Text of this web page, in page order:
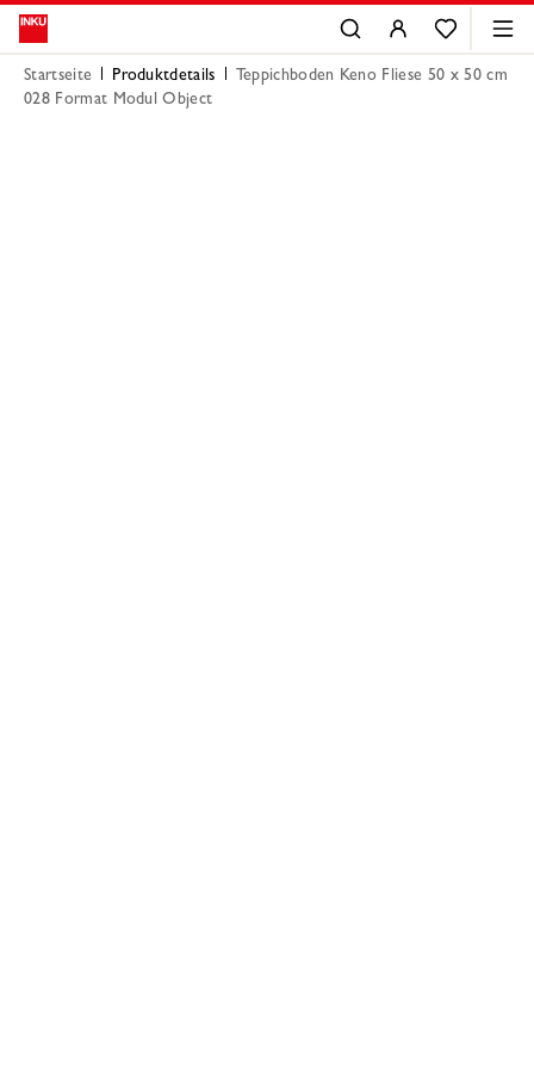
Startseite Produktdetails
Teppichboden Keno Fliese 50 x 50 cm
028 Format Modul Object